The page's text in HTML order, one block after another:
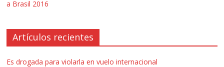
a Brasil 2016
Artículos recientes
Es drogada para violarla en vuelo internacional